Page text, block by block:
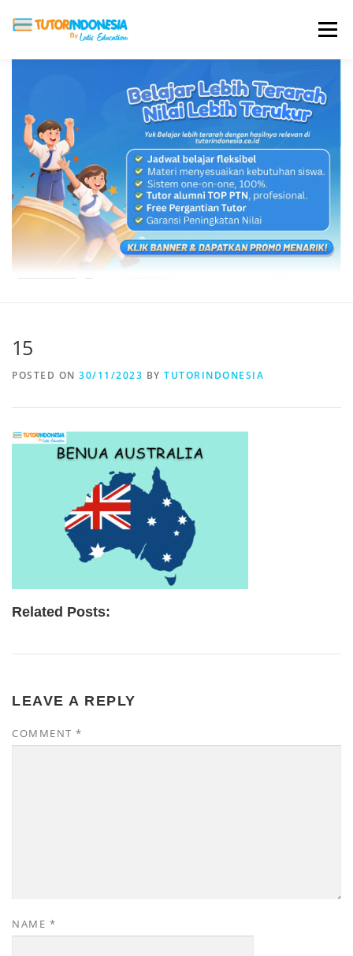
Menu
ABOUT US JADI PENGAJAR
BIAYA LES TESTIMONI PROFIL ALUMNI
BLOG DAFTAR SEKOLAH
15
POSTED ON 30/11/2023 BY TUTORINDONESIA
Related Posts:
LEAVE A REPLY
COMMENT *
NAME *